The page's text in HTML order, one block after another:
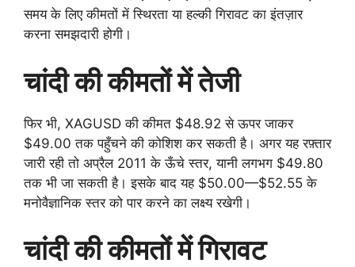
समय के लिए कीमतों में स्थिरता या हल्की गिरावट का इंतज़ार
करना समझदारी होगी।
चांदी की कीमतों में तेजी
फिर भी, XAGUSD की कीमत $48.92 से ऊपर जाकर
$49.00 तक पहुँचने की कोशिश कर सकती है। अगर यह रफ़्तार
जारी रही तो अप्रैल 2011 के ऊँचे स्तर, यानी लगभग $49.80
तक भी जा सकती है। इसके बाद यह $50.00—$52.55 के
मनोवैज्ञानिक स्तर को पार करने का लक्ष्य रखेगी।
चांदी की कीमतों में गिरावट